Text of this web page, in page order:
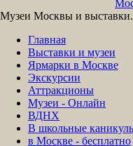
Музеи Москвы и
Главная
Выставки и музеи
Ярмарки в Москве
Экскурсии
Аттракционы
Музеи - Онлайн
ВДНХ
В школьные
в Москве - бесплатно